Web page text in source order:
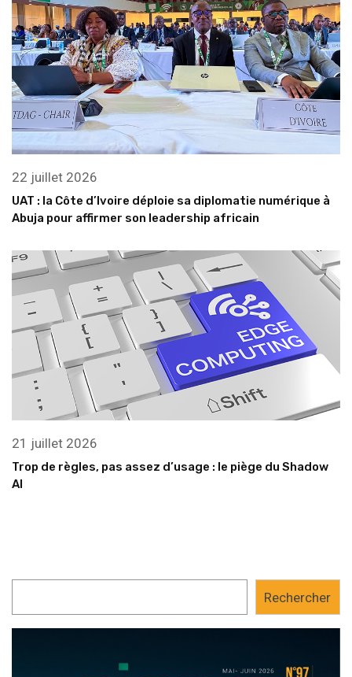
22 juillet 2026
UAT : la Côte d’Ivoire déploie sa diplomatie numérique à
Abuja pour affirmer son leadership africain
21 juillet 2026
Trop de règles, pas assez d’usage : le piège du Shadow
AI
Rechercher